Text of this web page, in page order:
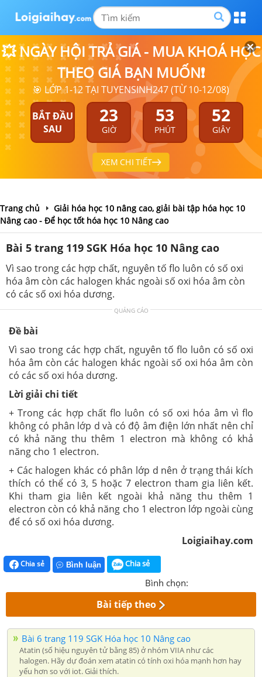
💥 NGÀY HỘI TRẢ GIÁ - MUA KHOÁ HỌC
THEO GIÁ BẠN MUỐN❗
🎯 LỚP 1-12 TẠI TUYENSINH247 (TỪ 10-12/08)
BẮT ĐẦU
SAU
23
GIỜ
53
PHÚT
51
GIÂY
XEM CHI TIẾT
Trang chủ
Giải hóa học 10 nâng cao, giải bài tập hóa học 10
Nâng cao - Để học tốt hóa học 10 Nâng cao
Bài 5 trang 119 SGK Hóa học 10 Nâng cao
Vì sao trong các hợp chất, nguyên tố flo luôn có số oxi
hóa âm còn các halogen khác ngoài số oxi hóa âm còn
có các số oxi hóa dương.
QUẢNG CÁO
Đề bài
Vì sao trong các hợp chất, nguyên tố flo luôn có số oxi
hóa âm còn các halogen khác ngoài số oxi hóa âm còn
có các số oxi hóa dương.
Lời giải chi tiết
+ Trong các hợp chất flo luôn có số oxi hóa âm vì flo
không có phân lớp d và có độ âm điện lớn nhất nên chỉ
có khả năng thu thêm 1 electron mà không có khả
năng cho 1 electron.
+ Các halogen khác có phân lớp d nên ở trạng thái kích
thích có thể có 3, 5 hoặc 7 electron tham gia liên kết.
Khi tham gia liên kết ngoài khả năng thu thêm 1
electron còn có khả năng cho 1 electron lớp ngoài cùng
để có số oxi hóa dương.
Loigiaihay.com
Chia sẻ Bình luận Chia sẻ
Bình chọn:
Bài tiếp theo
Bài 6 trang 119 SGK Hóa học 10 Nâng cao
Atatin (số hiệu nguyên tử bằng 85) ở nhóm VIIA như các
halogen. Hãy dự đoán xem atatin có tính oxi hóa mạnh hơn hay
yếu hơn so với iot. Giải thích.